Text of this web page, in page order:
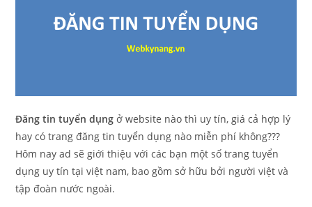
Đăng tin tuyển dụng ở website nào thì uy tín, giá cả hợp lý
hay có trang đăng tin tuyển dụng nào miễn phí không???
Hôm nay ad sẽ giới thiệu với các bạn một số trang tuyển
dụng uy tín tại việt nam, bao gồm sở hữu bởi người việt và
tập đoàn nước ngoài.